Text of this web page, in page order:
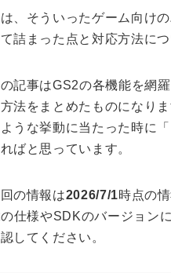
、そういったゲーム向け
詰まった点と対応方法に
記事はGS2の各機能を網
法をまとめたものになりま
うな挙動に当たった時に
ばと思っています。
の情報は2026/7/1時点の情
仕様やSDKのバージョン
してください。